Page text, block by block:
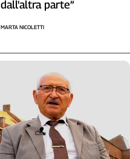
dall'altra parte”
MARTA NICOLETTI